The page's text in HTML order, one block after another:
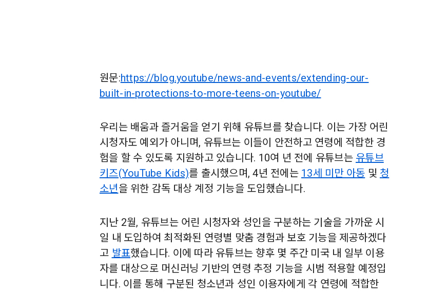
원문:https://blog.youtube/news-and-events/extending-our-
built-in-protections-to-more-teens-on-youtube/
우리는 배움과 즐거움을 얻기 위해 유튜브를 찾습니다. 이는 가장 어린
시청자도 예외가 아니며, 유튜브는 이들이 안전하고 연령에 적합한 경
험을 할 수 있도록 지원하고 있습니다. 10여 년 전에 유튜브는 유튜브
키즈(YouTube Kids)를 출시했으며, 4년 전에는 13세 미만 아동 및 청
소년을 위한 감독 대상 계정 기능을 도입했습니다.
지난 2월, 유튜브는 어린 시청자와 성인을 구분하는 기술을 가까운 시
일 내 도입하여 최적화된 연령별 맞춤 경험과 보호 기능을 제공하겠다
고 발표했습니다. 이에 따라 유튜브는 향후 몇 주간 미국 내 일부 이용
자를 대상으로 머신러닝 기반의 연령 추정 기능을 시범 적용할 예정입
니다. 이를 통해 구분된 청소년과 성인 이용자에게 각 연령에 적합한